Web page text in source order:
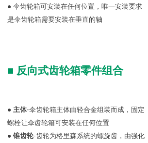
● 伞齿轮箱可安装在任何位置，唯一安装要求
是伞齿轮箱需要安装在垂直的轴
■ 反向式齿轮箱零件组合
● 主体-伞齿轮箱主体由轻合金组装而成，固定
螺栓让伞齿轮箱可安装在任何位置
● 锥齿轮-齿轮为格里森系统的螺旋齿，由强化